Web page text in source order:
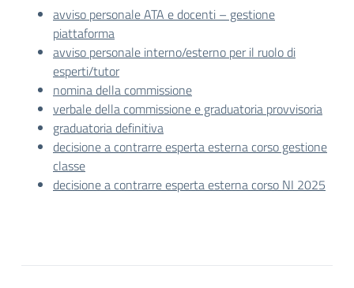
avviso personale ATA e docenti – gestione
piattaforma
avviso personale interno/esterno per il ruolo di
esperti/tutor
nomina della commissione
verbale della commissione e graduatoria provvisoria
graduatoria definitiva
decisione a contrarre esperta esterna corso gestione
classe
decisione a contrarre esperta esterna corso NI 2025